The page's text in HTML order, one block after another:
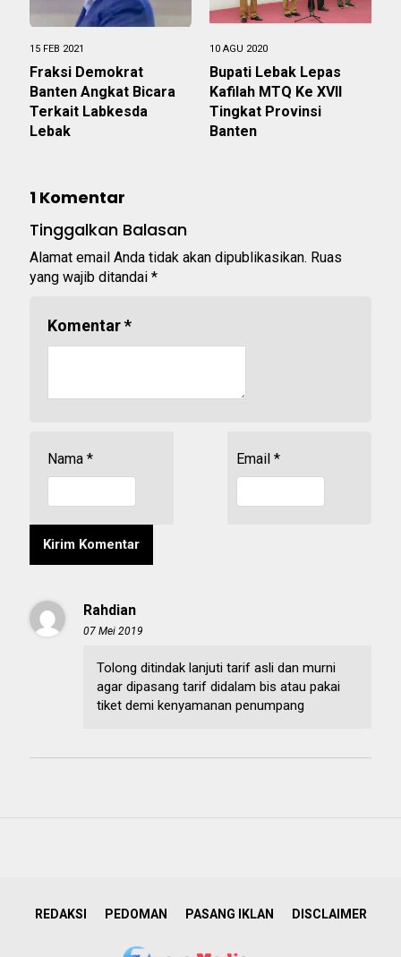
15 FEB 2021
Fraksi Demokrat
Banten Angkat Bicara
Terkait Labkesda
Lebak
10 AGU 2020
Bupati Lebak Lepas
Kafilah MTQ Ke XVII
Tingkat Provinsi
Banten
1 Komentar
Tinggalkan Balasan
Alamat email Anda tidak akan dipublikasikan. Ruas
yang wajib ditandai *
Komentar*
Nama * Email *
Rahdian
07 Mei 2019
Tolong ditindak lanjuti tarif asli dan murni
agar dipasang tarif didalam bis atau pakai
tiket demi kenyamanan penumpang
REDAKSI PEDOMAN PASANG IKLAN DISCLAIMER